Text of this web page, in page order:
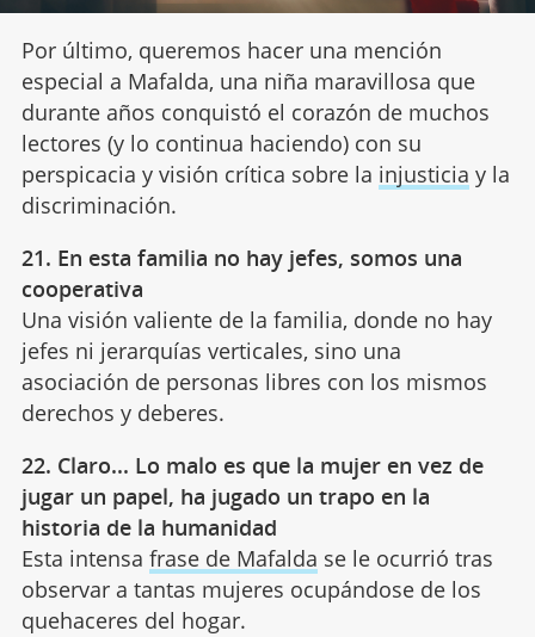
Por último, queremos hacer una mención
especial a Mafalda, una niña maravillosa que
durante años conquistó el corazón de muchos
lectores (y lo continua haciendo) con su
perspicacia y visión crítica sobre la injusticia y la
discriminación.
21. En esta familia no hay jefes, somos una
cooperativa
Una visión valiente de la familia, donde no hay
jefes ni jerarquías verticales, sino una
asociación de personas libres con los mismos
derechos y deberes.
22. Claro... Lo malo es que la mujer en vez de
jugar un papel, ha jugado un trapo en la
historia de la humanidad
Esta intensa frase de Mafalda se le ocurrió tras
observar a tantas mujeres ocupándose de los
quehaceres del hogar.